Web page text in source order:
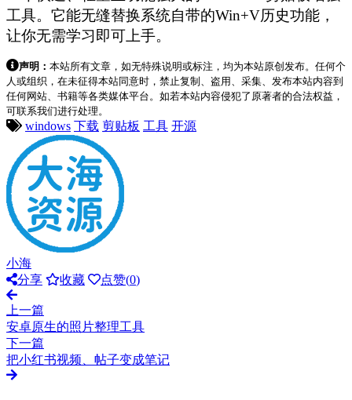
工具。它能无缝替换系统自带的Win+V历史功能，
让你无需学习即可上手。
声明： 本站所有文章，如无特殊说明或标注，均为本站原创发布。任何个
人或组织，在未征得本站同意时，禁止复制、盗用、采集、发布本站内容到
任何网站、书籍等各类媒体平台。如若本站内容侵犯了原著者的合法权益，
可联系我们进行处理。
windows 下载 剪贴板 工具 开源
小海
分享
收藏 点赞(0)
上一篇
安卓原生的照片整理工具
下一篇
把小红书视频、帖子变成笔记